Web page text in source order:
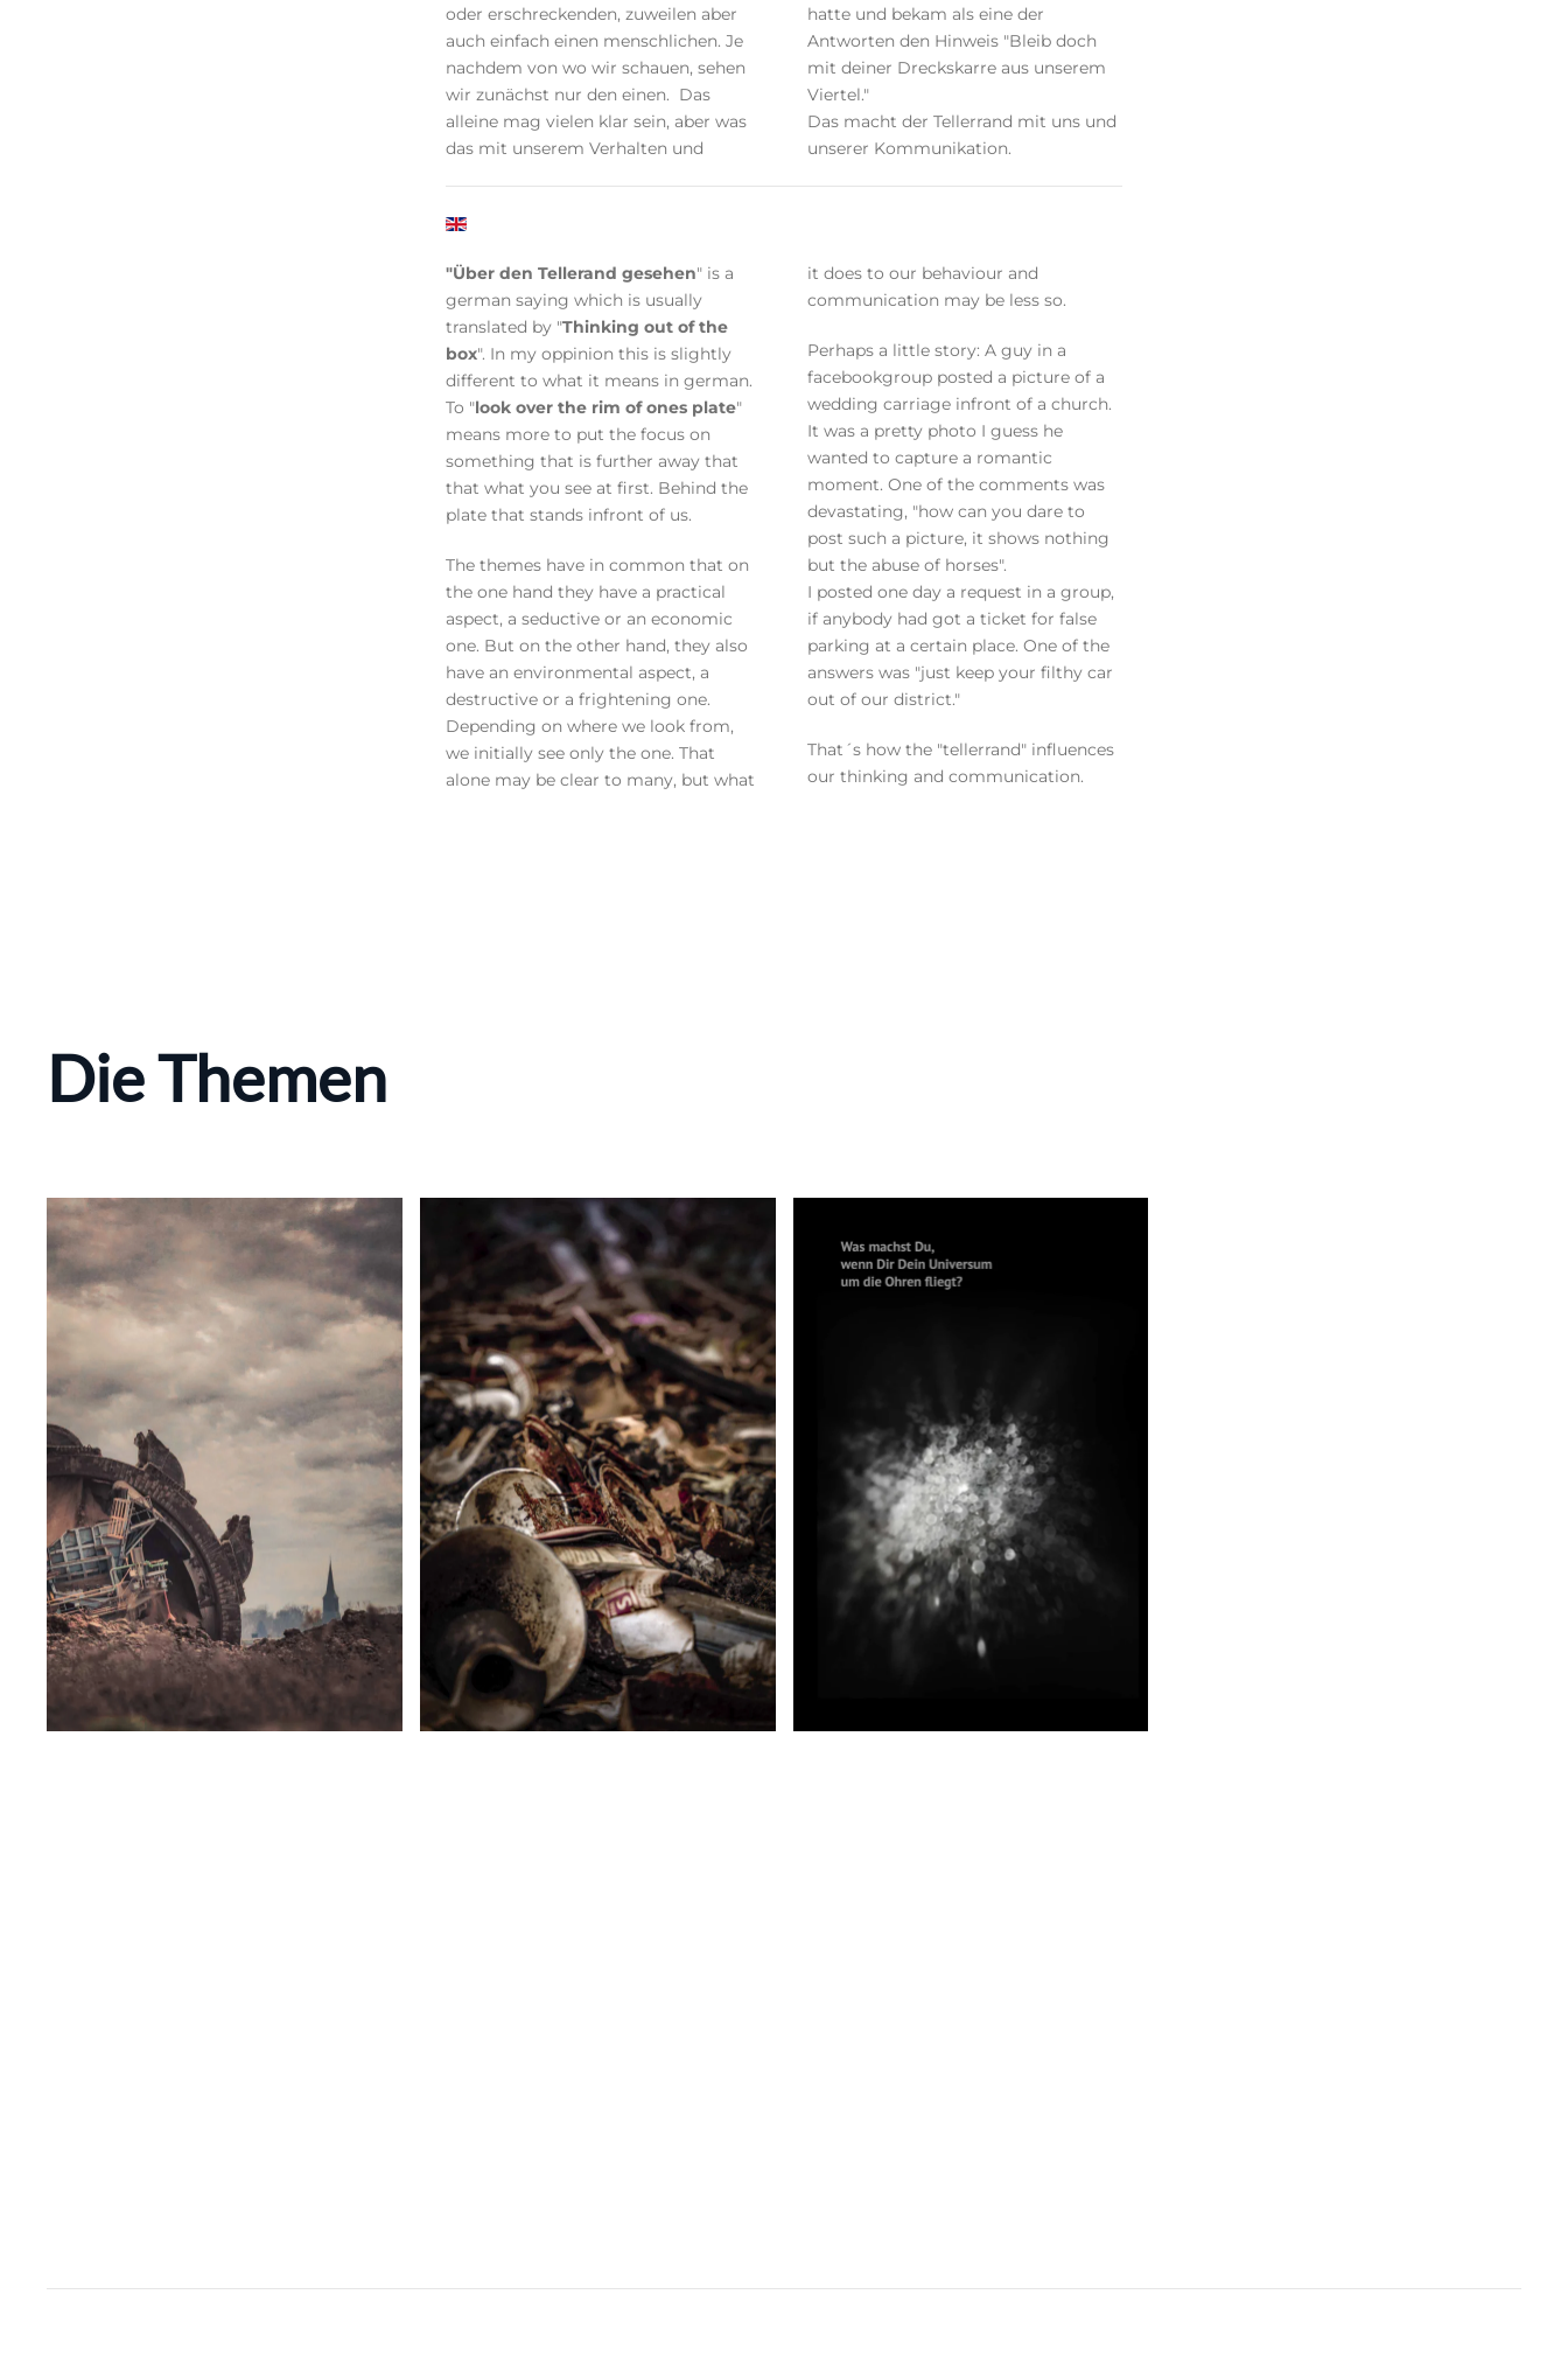
oder erschreckenden, zuweilen aber
auch einfach einen menschlichen. Je
nachdem von wo wir schauen, sehen
wir zunächst nur den einen. Das
alleine mag vielen klar sein, aber was
das mit unserem Verhalten und
hatte und bekam als eine der
Antworten den Hinweis "Bleib doch
mit deiner Dreckskarre aus unserem
Viertel."
Das macht der Tellerrand mit uns und
unserer Kommunikation.
"Über den Tellerand gesehen" is a
german saying which is usually
translated by "Thinking out of the
box". In my oppinion this is slightly
different to what it means in german.
To "look over the rim of ones plate"
means more to put the focus on
something that is further away that
that what you see at first. Behind the
plate that stands infront of us.
The themes have in common that on
the one hand they have a practical
aspect, a seductive or an economic
one. But on the other hand, they also
have an environmental aspect, a
destructive or a frightening one.
Depending on where we look from,
we initially see only the one. That
alone may be clear to many, but what
it does to our behaviour and
communication may be less so.
Perhaps a little story: A guy in a
facebookgroup posted a picture of a
wedding carriage infront of a church.
It was a pretty photo I guess he
wanted to capture a romantic
moment. One of the comments was
devastating, "how can you dare to
post such a picture, it shows nothing
but the abuse of horses".
I posted one day a request in a group,
if anybody had got a ticket for false
parking at a certain place. One of the
answers was "just keep your filthy car
out of our district."
That´s how the "tellerrand" influences
our thinking and communication.
Die Themen